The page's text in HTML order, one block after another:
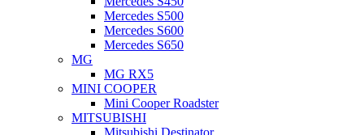
Mercedes S500
Mercedes S600
Mercedes S650
MG
MG RX5
MINI COOPER
Mini Cooper Roadster
MITSUBISHI
Mitsubishi Destinator